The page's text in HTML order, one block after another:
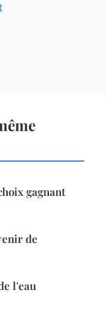
gagnant
de
l'eau